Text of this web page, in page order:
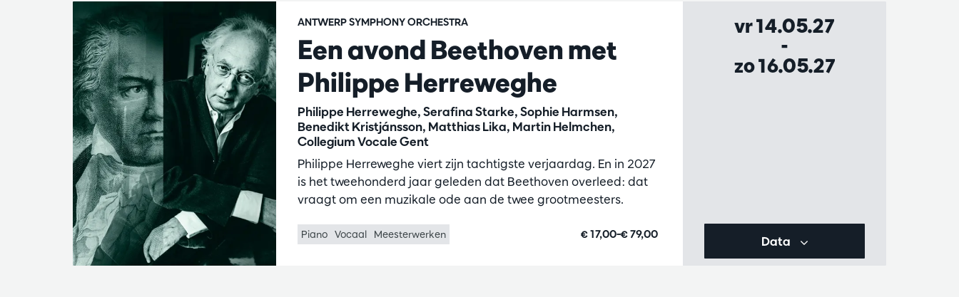
Een avond Beethoven met
Philippe Herreweghe
Philippe Herreweghe, Serafina Starke, Sophie Harmsen,
Benedikt Kristjánsson, Matthias Lika, Martin Helmchen,
Collegium Vocale Gent
ANTWERP SYMPHONY ORCHESTRA
Philippe Herreweghe viert zijn tachtigste verjaardag. En in 2027
is het tweehonderd jaar geleden dat Beethoven overleed: dat
vraagt om een muzikale ode aan de twee grootmeesters.
Piano Vocaal Meesterwerken € 17,00–€ 79,00
vr 14.05.27
-
zo 16.05.27
Data